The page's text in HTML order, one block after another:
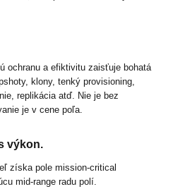
ochranu a efiktivitu zaisťuje bohatá
klony, tenký provisioning,
replikácia atď. Nie je bez
je v cene poľa.
výkon.
získa pole mission-critical
mid-range radu polí.